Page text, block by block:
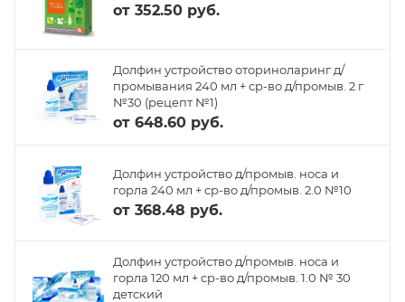
от 352.50 руб.
Долфин устройство оториноларинг д/
промывания 240 мл + ср-во д/промыв. 2 г
№30 (рецепт №1)
от 648.60 руб.
Долфин устройство д/промыв. носа и
горла 240 мл + ср-во д/промыв. 2.0 №10
от 368.48 руб.
Долфин устройство д/промыв. носа и
горла 120 мл + ср-во д/промыв. 1.0 № 30
детский